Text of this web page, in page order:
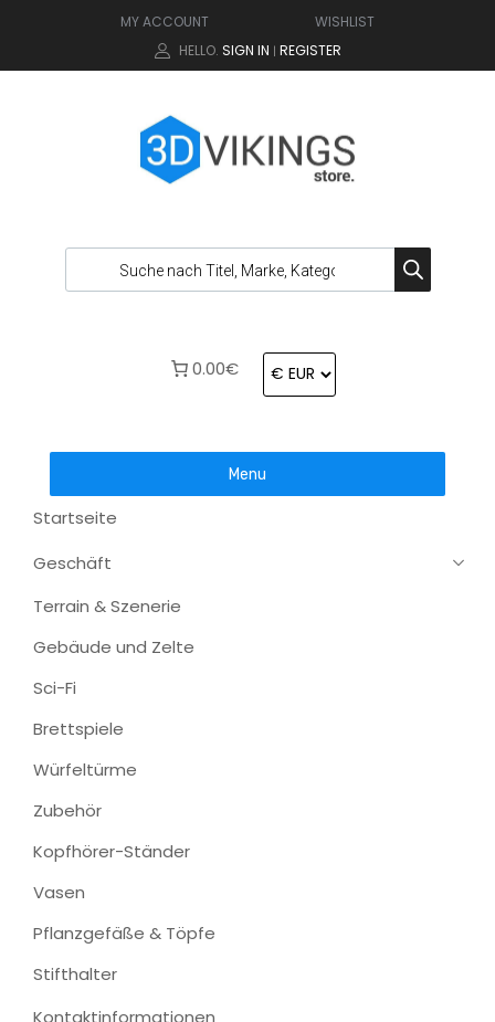
MY ACCOUNT
WISHLIST
HELLO. SIGN IN | REGISTER
0.00€
Menu
Startseite
Geschäft
Terrain & Szenerie
Gebäude und Zelte
Sci-Fi
Brettspiele
Würfeltürme
Zubehör
Kopfhörer-Ständer
Vasen
Pflanzgefäße & Töpfe
Stifthalter
Kontaktinformationen